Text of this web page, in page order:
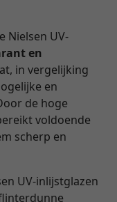
Nielsen UV-
en
in vergelijking
en
de hoge
voldoende
scherp en
UV-inlijstglazen